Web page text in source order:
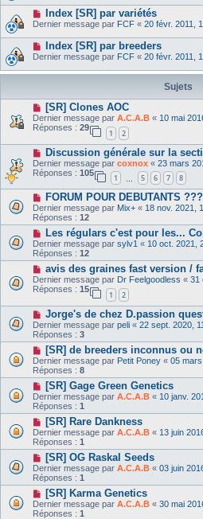
Index [SR] par variétés
Dernier message par FCF « 20 févr. 2011,
Index [SR] par breeders
Dernier message par FCF « 20 févr. 2011,
Sujets
[SR] Clones AOC
Dernier message par A.C.A.B « 10 mai
Réponses : 29
1 2
Discussion générale sur la
Dernier message par coxnox « 23 mars
Réponses : 105
1 5 6 7 8
FORUM POUR DEBUTANTS ???
Dernier message par Mix+ « 18 nov. 2021,
Réponses : 12
Les régulars c'est pour les...
Dernier message par sylv1 « 10 oct. 2021,
Réponses : 12
avis des graines fast version /
Dernier message par Dr Feelgoodless « 31
Réponses : 15
1 2
Jorge's de chez D.passion
Dernier message par peli « 22 sept. 2020,
Réponses : 3
[SR] de breeders inconnus ou
Dernier message par Petit Poney « 05
Réponses : 8
[SR] Gage Green Genetics
Dernier message par A.C.A.B « 10 janv.
Réponses : 1
[SR] Rare Dankness
Dernier message par A.C.A.B « 13 juin
Réponses : 1
[SR] OG Raskal Seeds
Dernier message par A.C.A.B « 03 juin
Réponses : 1
[SR] Karma Genetics
Dernier message par A.C.A.B « 30 mai
Réponses : 1